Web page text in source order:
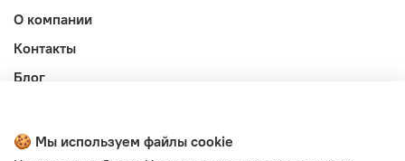
О компании
Контакты
Блог
Публичная оферта
🍪 Мы используем файлы cookie